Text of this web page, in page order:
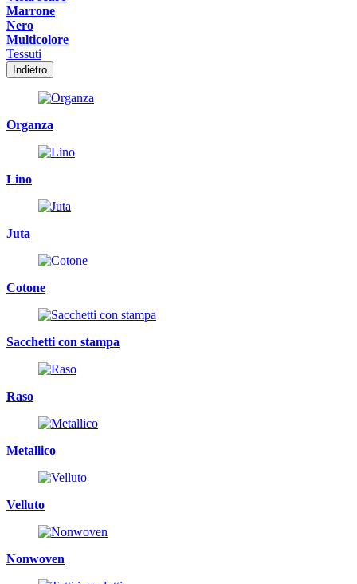
Marrone
Nero
Multicolore
Tessuti
Indietro
Organza
Lino
Juta
Cotone
Sacchetti con stampa
Raso
Metallico
Velluto
Nonwoven